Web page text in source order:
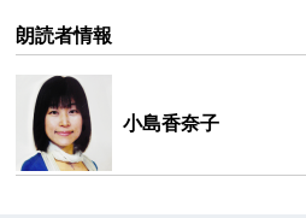
朗読者情報
小島香奈子